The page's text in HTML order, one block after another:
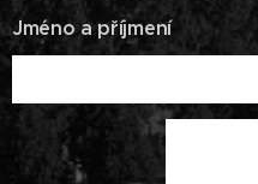
Jméno a příjmení